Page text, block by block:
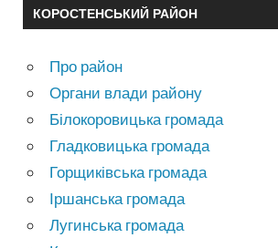
КОРОСТЕНСЬКИЙ РАЙОН
Про район
Органи влади району
Білокоровицька громада
Гладковицька громада
Горщиківська громада
Іршанська громада
Лугинська громада